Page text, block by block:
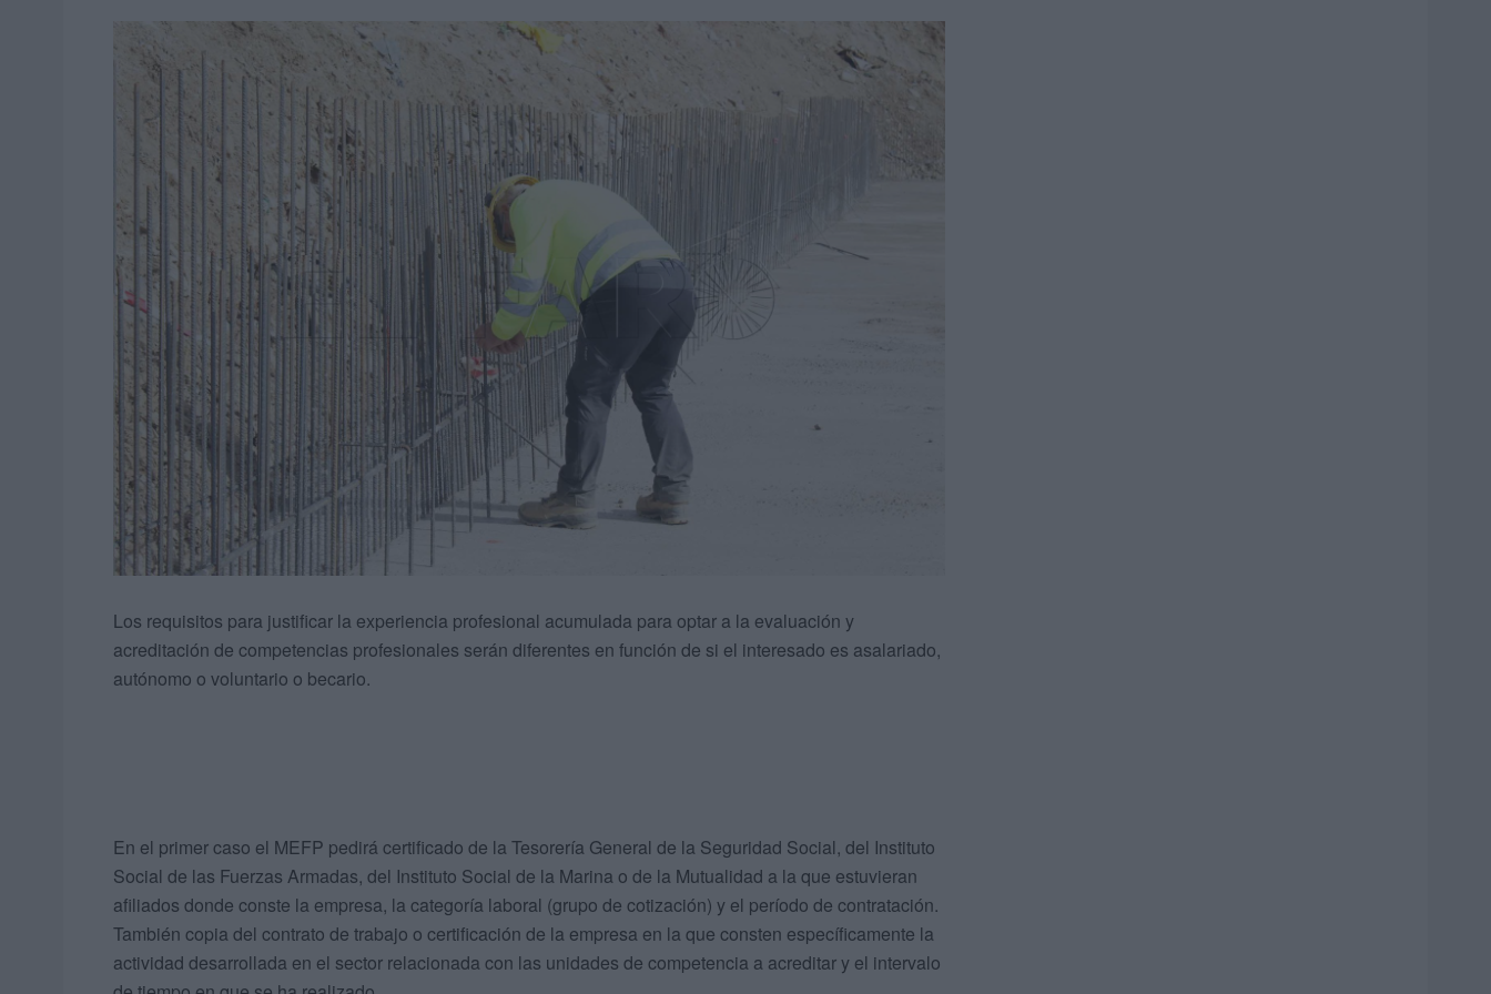
Los requisitos para justificar la experiencia profesional acumulada para optar a la evaluación y
acreditación de competencias profesionales serán diferentes en función de si el interesado es asalariado,
autónomo o voluntario o becario.
En el primer caso el MEFP pedirá certificado de la Tesorería General de la Seguridad Social, del Instituto
Social de las Fuerzas Armadas, del Instituto Social de la Marina o de la Mutualidad a la que estuvieran
afiliados donde conste la empresa, la categoría laboral (grupo de cotización) y el período de contratación.
También copia del contrato de trabajo o certificación de la empresa en la que consten específicamente la
actividad desarrollada en el sector relacionada con las unidades de competencia a acreditar y el intervalo